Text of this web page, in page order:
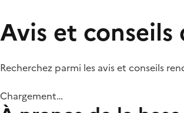
Avis et conseils
Recherchez parmi les avis et conseils
Chargement…